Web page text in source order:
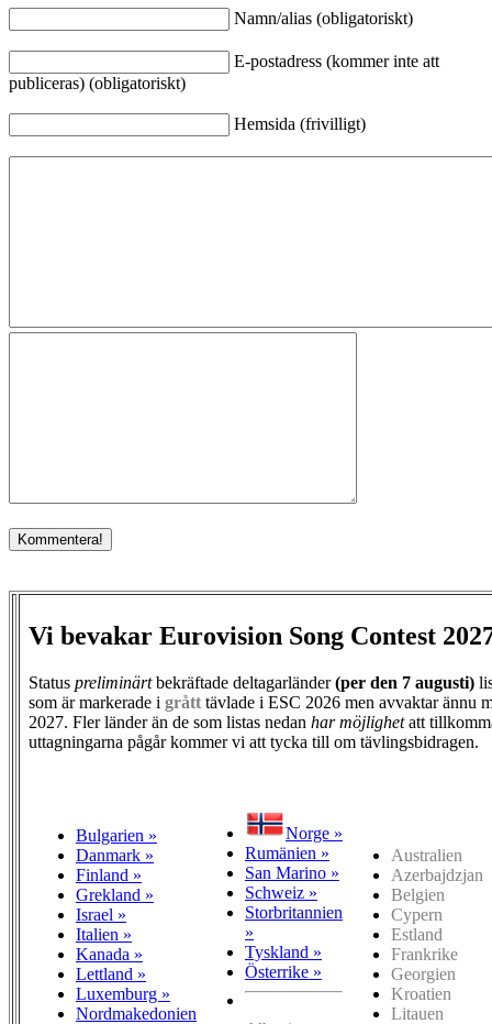
Namn/alias (obligatoriskt)
E-postadress (kommer inte att
publiceras) (obligatoriskt)
Hemsida (frivilligt)
Vi bevakar Eurovision Song Contest
Status preliminärtbekräftade deltagarländer(per den 7 augusti)
som är markerade i grått tävlade i ESC 2026 men avvaktar ännu
2027. Fler länder än de som listas nedan har möjlighetatt
uttagningarna pågår kommer vi att tycka till om tävlingsbidragen.
Bulgarien »
Danmark »
Finland »
Grekland »
Israel »
Italien »
Kanada »
Lettland »
Luxemburg »
Nordmakedonien
Norge »
Rumänien »
San Marino »
Schweiz »
Storbritannien
»
Tyskland »
Österrike »
Australien
Azerbajdzjan
Belgien
Cypern
Estland
Frankrike
Georgien
Kroatien
Litauen